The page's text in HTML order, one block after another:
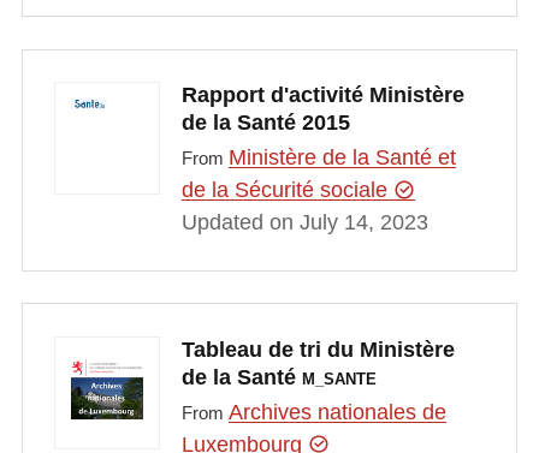
Rapport d'activité Ministère
de la Santé 2015
From Ministère de la Santé et
de la Sécurité sociale
Updated on July 14, 2023
Tableau de tri du Ministère
de la Santé M_SANTE
From Archives nationales de
Luxembourg